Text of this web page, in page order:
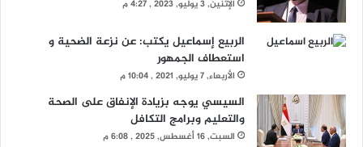
الإثنين, 3 يوليو, 2023 , 4:27 م
الربيع إسماعيل يكتب: عن نزعة الضحية و
استعطاف الجمهور
الأربعاء, 7 يوليو, 2021 , 10:04 م
السيسي يوجه بزيادة الإنفاق على الصحة
والتعليم وبرامج التكافل
السبت, 16 أغسطس, 2025 , 6:08 م